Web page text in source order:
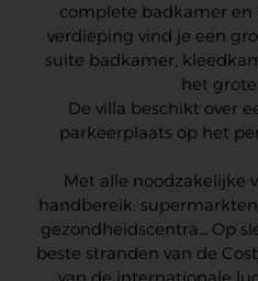
complete badkamer en
verdieping vind je een
suite badkamer,
het
De villa beschikt over
parkeerplaats op het
Met alle noodzakelijke
handbereik:
gezondheidscentra… Op
beste stranden van de